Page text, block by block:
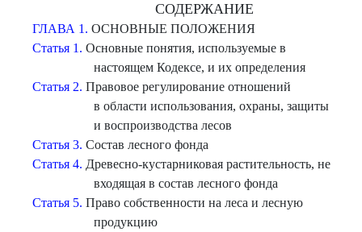
СОДЕРЖАНИЕ
ГЛАВА 1. ОСНОВНЫЕ ПОЛОЖЕНИЯ
Статья 1. Основные понятия, используемые в
настоящем Кодексе, и их определения
Статья 2. Правовое регулирование отношений
в области использования, охраны, защиты
и воспроизводства лесов
Статья 3. Состав лесного фонда
Статья 4. Древесно-кустарниковая растительность, не
входящая в состав лесного фонда
Статья 5. Право собственности на леса и лесную
продукцию